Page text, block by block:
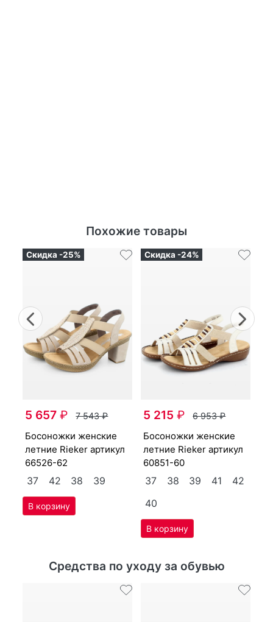
Похожие товары
Previous
Скидка -25%
5 657₽ 7 543₽
бо­сонож­ки женс­кие
лет­ние Ri­eker артикул
66526-62
37 42 38 39
Скидка -24%
5 215₽ 6 953₽
бо­сонож­ки женс­кие
лет­ние Ri­eker артикул
60851-60
37 38 39 41
42
40
Средства по уходу за обувью